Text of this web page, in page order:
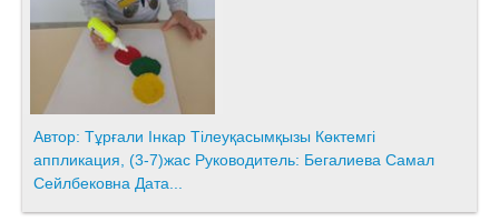
Автор: Тұрғали Інкар Тілеуқасымқызы Көктемгі
аппликация, (3-7)жас Руководитель: Бегалиева Самал
Сейлбековна Дата...